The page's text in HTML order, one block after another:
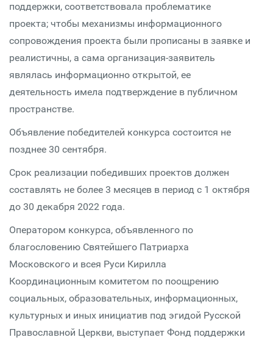
поддержки, соответствовала проблематике
проекта; чтобы механизмы информационного
сопровождения проекта были прописаны в заявке и
реалистичны, а сама организация-заявитель
являлась информационно открытой, ее
деятельность имела подтверждение в публичном
пространстве.
Объявление победителей конкурса состоится не
позднее 30 сентября.
Срок реализации победивших проектов должен
составлять не более 3 месяцев в период с 1 октября
до 30 декабря 2022 года.
Оператором конкурса, объявленного по
благословению Святейшего Патриарха
Московского и всея Руси Кирилла
Координационным комитетом по поощрению
социальных, образовательных, информационных,
культурных и иных инициатив под эгидой Русской
Православной Церкви, выступает Фонд поддержки